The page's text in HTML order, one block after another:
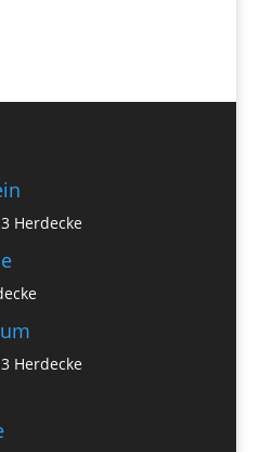
Herdecke
Herdecke